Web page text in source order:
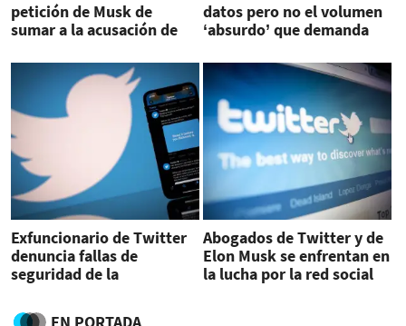
petición de Musk de
sumar a la acusación de
empresa al caso
datos pero no el volumen
‘absurdo’ que demanda
Exfuncionario de Twitter
denuncia fallas de
seguridad de la
Abogados de Twitter y de
Elon Musk se enfrentan en
la lucha por la red social
EN PORTADA